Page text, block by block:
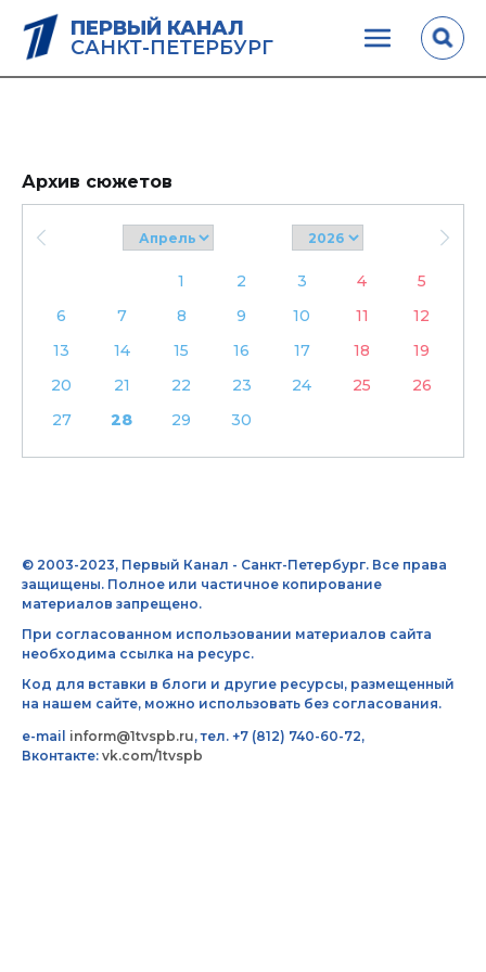
ПЕРВЫЙ КАНАЛ
САНКТ-ПЕТЕРБУРГ
Архив сюжетов
1 2 3 4
5
6
7 8 9 10 11
12
13
14 15 16 17 18
19
20
21 22 23 24 25
26
27
28 29 30
© 2003-2023, Первый Канал - Санкт-Петербург. Все права
защищены. Полное или частичное копирование
материалов запрещено.
При согласованном использовании материалов сайта
необходима ссылка на ресурс.
Код для вставки в блоги и другие ресурсы, размещенный
на нашем сайте, можно использовать без согласования.
e-mail inform@1tvspb.ru, тел. +7 (812) 740-60-72,
Вконтакте: vk.com/1tvspb